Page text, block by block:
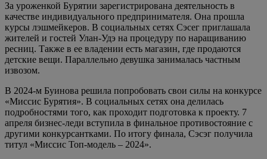
За уроженкой Бурятии зарегистрирована деятельность в
качестве индивидуального предпринимателя. Она прошла
курсы лэшмейкеров. В социальных сетях Сэсег приглашала
жителей и гостей Улан-Удэ на процедуру по наращиванию
ресниц. Также в ее владении есть магазин, где продаются
детские вещи. Параллельно девушка занималась частным
извозом.
В 2024-м Буинова решила попробовать свои силы на конкурсе
«Миссис Бурятия». В социальных сетях она делилась
подробностями того, как проходит подготовка к проекту. 7
апреля бизнес-леди вступила в финальное противостояние с
другими конкурсантками. По итогу финала, Сэсэг получила
титул «Миссис Топ-модель – 2024».